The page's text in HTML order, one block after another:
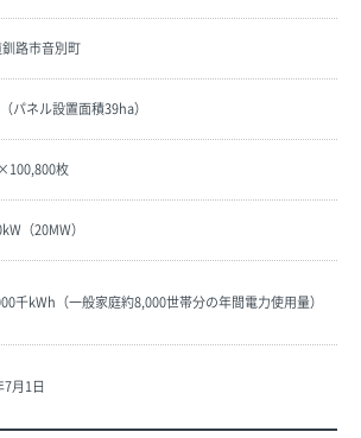
路市音別町
パネル設置面積39ha）
枚
（20MW）
千kWh（一般家庭約8,000世帯分の年間電力使用量）
7月1日